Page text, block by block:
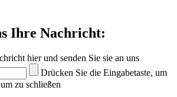
Ihre Nachricht:
hier und senden Sie sie an uns
Drücken Sie die Eingabetaste, um
zu schließen